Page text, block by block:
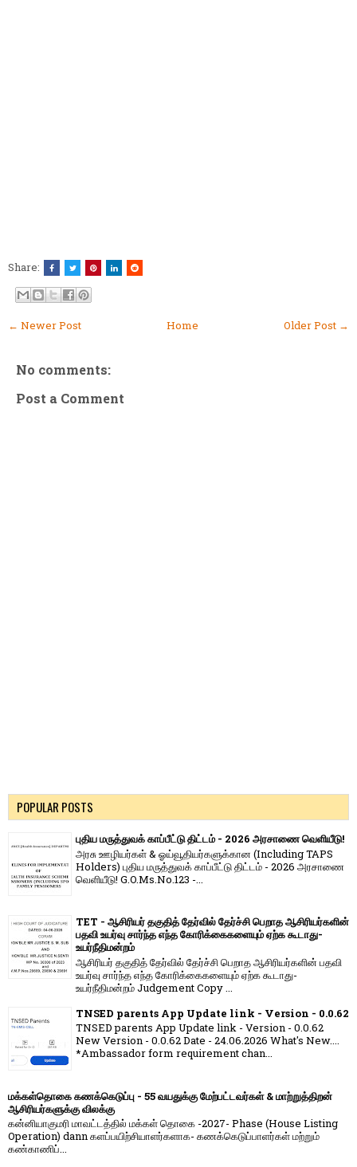
Share:
← Newer Post Older Post →
Home
No comments:
Post a Comment
POPULAR POSTS
புதிய மருத்துவக் காப்பீட்டு திட்டம் - 2026 அரசாணை வெளியீடு!
அரசு ஊழியர்கள் & ஓய்வூதியர்களுக்கான (Including TAPS
Holders) புதிய மருத்துவக் காப்பீட்டு திட்டம் - 2026 அரசாணை
வெளியீடு! G.O.Ms.No.123 -...
TET - ஆசிரியர் தகுதித் தேர்வில் தேர்ச்சி பெறாத ஆசிரியர்களின்
பதவி உயர்வு சார்ந்த எந்த கோரிக்கைகளையும் ஏற்க கூடாது-
உயர்நீதிமன்றம்
ஆசிரியர் தகுதித் தேர்வில் தேர்ச்சி பெறாத ஆசிரியர்களின் பதவி
உயர்வு சார்ந்த எந்த கோரிக்கைகளையும் ஏற்க கூடாது-
உயர்நீதிமன்றம் Judgement Copy ...
TNSED parents App Update link - Version - 0.0.62
TNSED parents App Update link - Version - 0.0.62
New Version - 0.0.62 Date - 24.06.2026 What's New....
*Ambassador form requirement chan...
மக்கள்தொகை கணக்கெடுப்பு - 55 வயதுக்கு மேற்பட்டவர்கள் & மாற்றுத்திறன்
ஆசிரியர்களுக்கு விலக்கு
கன்னியாகுமரி மாவட்டத்தில் மக்கள் தொகை -2027- Phase (House Listing
Operation) dann களப்பயிற்சியாளர்களாக- கணக்கெடுப்பாளர்கள் மற்றும்
கண்காணிப்...